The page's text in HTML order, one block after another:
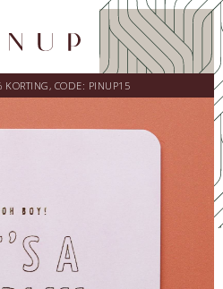
KORTING, CODE: PINUP15